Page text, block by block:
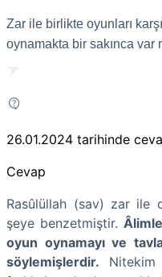
Zar ile birlikte oyunları
oynamakta bir sakınca var
26.01.2024 tarihinde
Cevap
Rasûlüllah (sav) zar ile
şeye benzetmiştir.
oyun oynamayı ve
söylemişlerdir.